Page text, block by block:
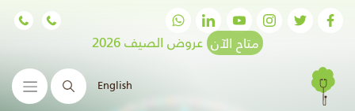
متاح الآن عروض الصيف 2026
English البحث